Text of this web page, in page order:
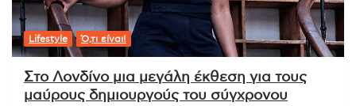
Lifestyle Ό,τι είναι!
Στο Λονδίνο μια μεγάλη έκθεση για τους
μαύρους δημιουργούς του σύγχρονου